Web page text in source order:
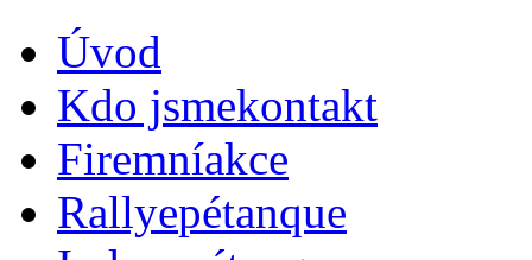
Úvod
Kdo jsmekontakt
Firemníakce
Rallyepétanque